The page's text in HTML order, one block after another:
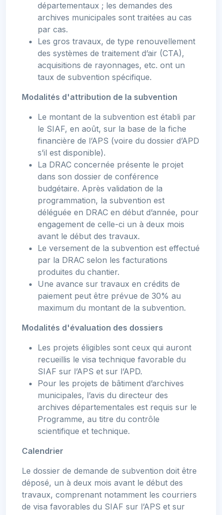
départementaux ; les demandes des
archives municipales sont traitées au cas
par cas.
Les gros travaux, de type renouvellement
des systèmes de traitement d’air (CTA),
acquisitions de rayonnages, etc. ont un
taux de subvention spécifique.
Modalités d'attribution de la subvention
Le montant de la subvention est établi par
le SIAF, en août, sur la base de la fiche
financière de l’APS (voire du dossier d’APD
s’il est disponible).
La DRAC concernée présente le projet
dans son dossier de conférence
budgétaire. Après validation de la
programmation, la subvention est
déléguée en DRAC en début d’année, pour
engagement de celle-ci un à deux mois
avant le début des travaux.
Le versement de la subvention est effectué
par la DRAC selon les facturations
produites du chantier.
Une avance sur travaux en crédits de
paiement peut être prévue de 30% au
maximum du montant de la subvention.
Modalités d'évaluation des dossiers
Les projets éligibles sont ceux qui auront
recueillis le visa technique favorable du
SIAF sur l’APS et sur l’APD.
Pour les projets de bâtiment d’archives
municipales, l’avis du directeur des
archives départementales est requis sur le
Programme, au titre du contrôle
scientifique et technique.
Calendrier
Le dossier de demande de subvention doit être
déposé, un à deux mois avant le début des
travaux, comprenant notamment les courriers
de visa favorables du SIAF sur l’APS et sur